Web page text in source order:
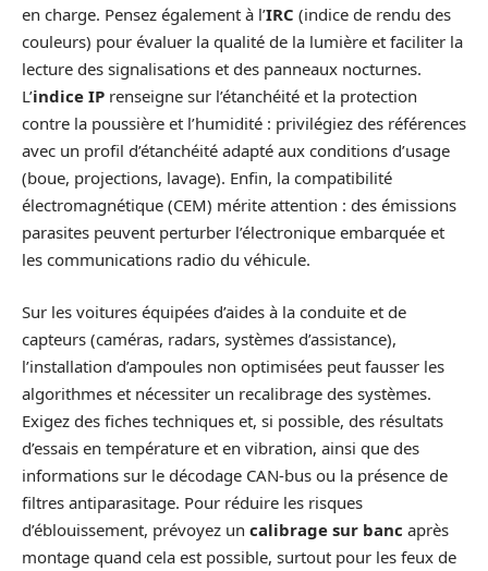
en charge. Pensez également à l’IRC (indice de rendu des
couleurs) pour évaluer la qualité de la lumière et faciliter la
lecture des signalisations et des panneaux nocturnes.
L’indice IP renseigne sur l’étanchéité et la protection
contre la poussière et l’humidité : privilégiez des références
avec un profil d’étanchéité adapté aux conditions d’usage
(boue, projections, lavage). Enfin, la compatibilité
électromagnétique (CEM) mérite attention : des émissions
parasites peuvent perturber l’électronique embarquée et
les communications radio du véhicule.
Sur les voitures équipées d’aides à la conduite et de
capteurs (caméras, radars, systèmes d’assistance),
l’installation d’ampoules non optimisées peut fausser les
algorithmes et nécessiter un recalibrage des systèmes.
Exigez des fiches techniques et, si possible, des résultats
d’essais en température et en vibration, ainsi que des
informations sur le décodage CAN-bus ou la présence de
filtres antiparasitage. Pour réduire les risques
d’éblouissement, prévoyez un calibrage sur banc après
montage quand cela est possible, surtout pour les feux de